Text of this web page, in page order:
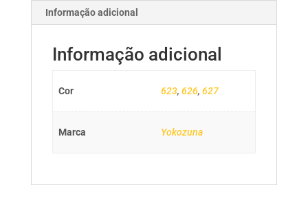
Informação adicional
Informação adicional
Cor 623, 626, 627
Marca Yokozuna